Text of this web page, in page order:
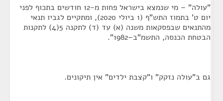
"עולה" – מי שנמצא בישראל פחות מ-12 חודשים בתכוף לפני
יום ט' בתמוז התש"ף (1 ביולי 2020), ומתקיים לגביו תנאי
מהתנאים שבפסקאות משנה (א) עד (ד) לתקנה 5(4) לתקנות
הבטחת הכנסה, התשמ"ב–1982‏".
גם ב"עולה נזקק" ו"קצבת ילדים" אין תיקונים.